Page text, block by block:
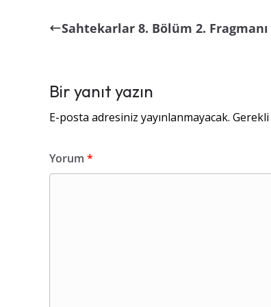
Sahtekarlar 8. Bölüm 2. Fragmanı
Bir yanıt yazın
E-posta adresiniz yayınlanmayacak.
Yorum *